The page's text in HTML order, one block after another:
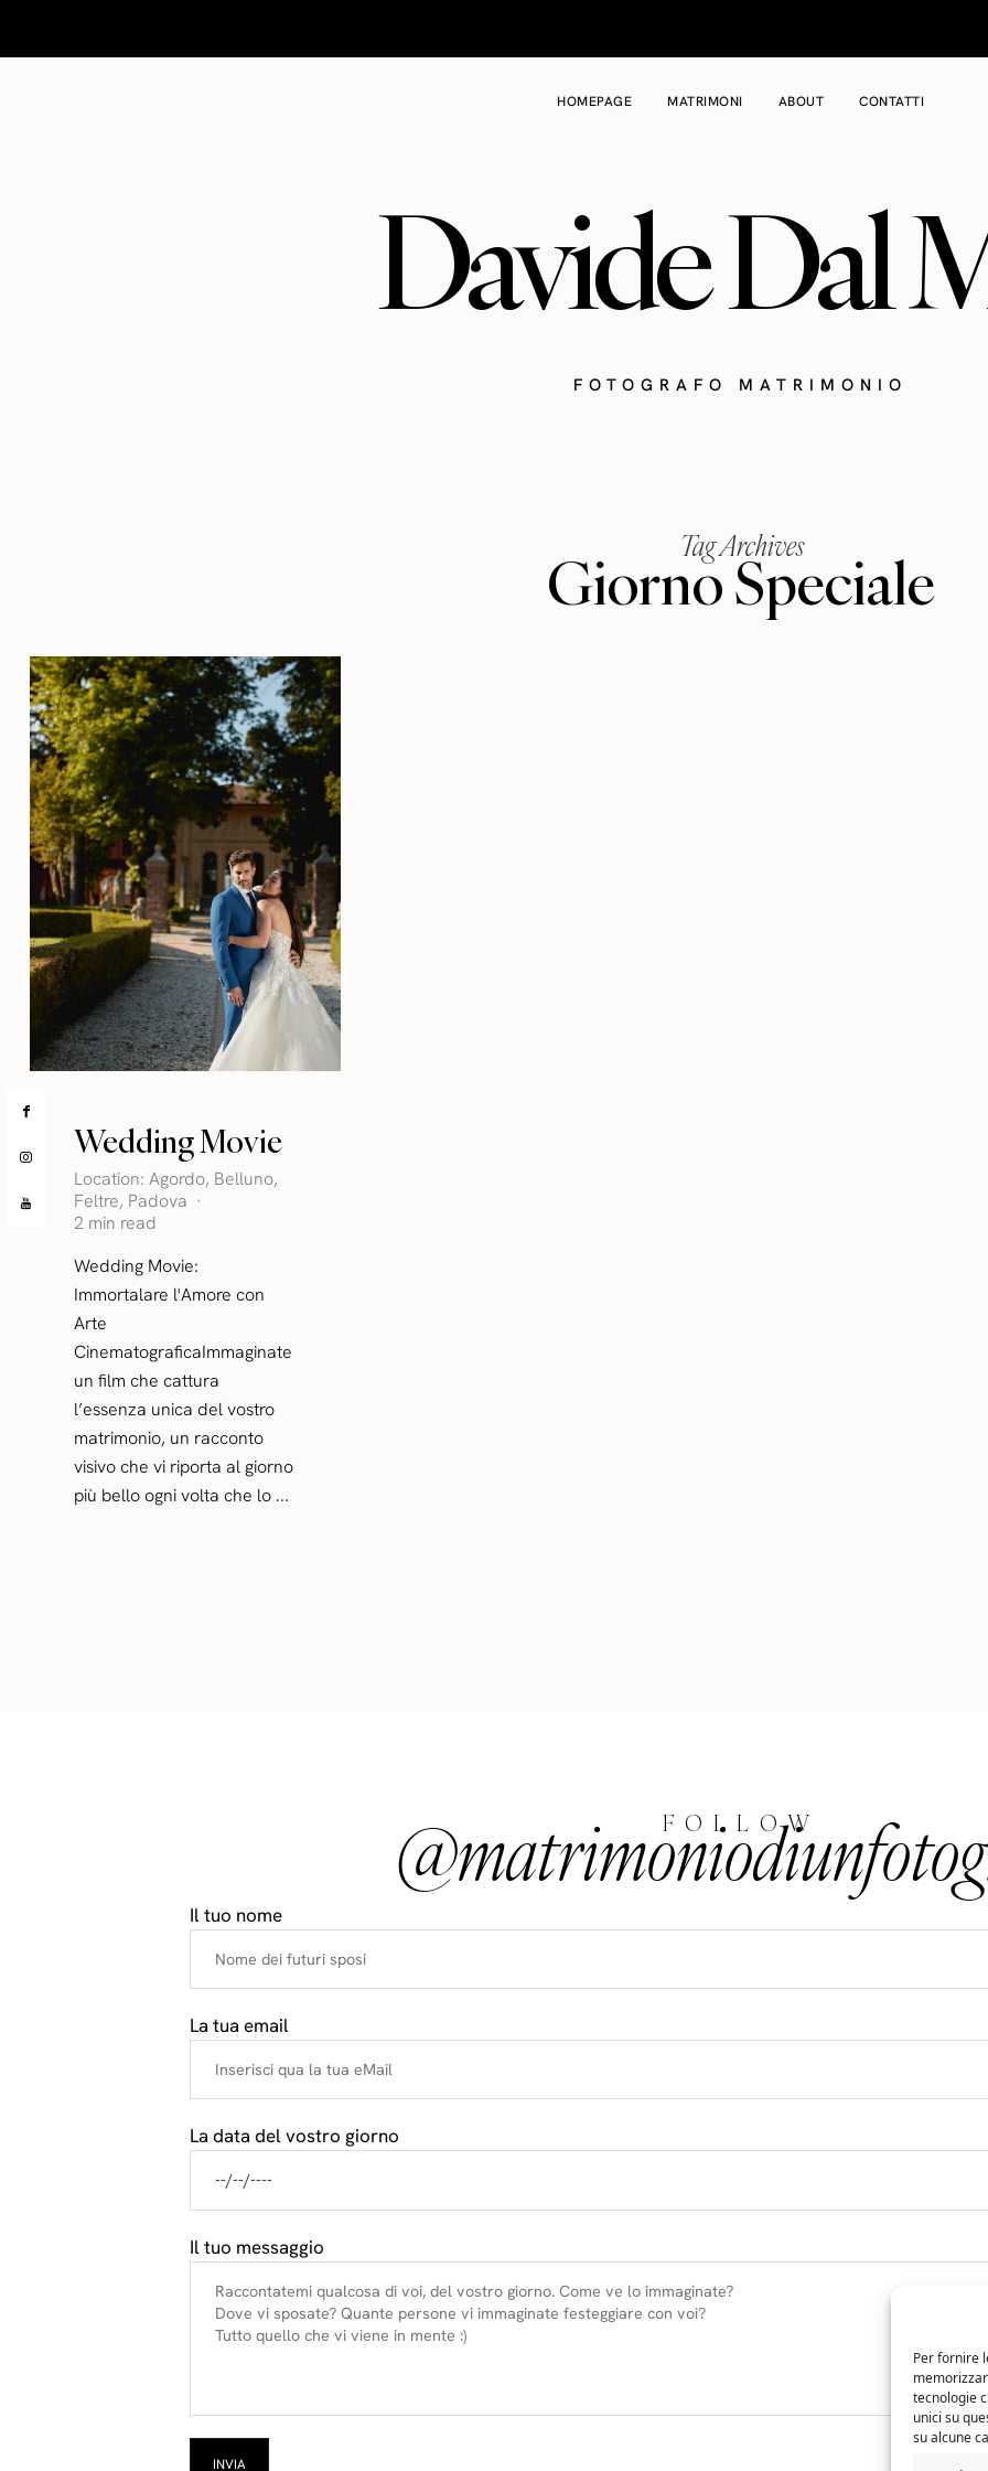
Per fornire
tecnologie
unici su
su alcune
HOMEPAGE MATRIMONI ABOUT CONTATTI
Davide Dal
FOTOGRAFO MATRIMONIO
Tag Archives
Giorno Speciale
Wedding Movie
Location:Agordo, Belluno,
Feltre, Padova
2 min read
Wedding Movie:
Immortalare l'Amore con
Arte
CinematograficaImmaginate
un film che cattura
l’essenza unica del vostro
matrimonio, un racconto
visivo che vi riporta al giorno
più bello ogni volta che lo ...
FOLLOW
Il tuo nome
La tua email
La data del vostro giorno
Il tuo messaggio